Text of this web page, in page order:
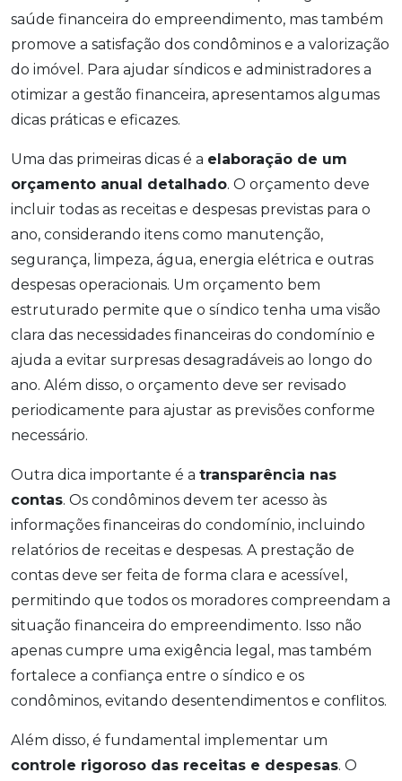
saúde financeira do empreendimento, mas também
promove a satisfação dos condôminos e a valorização
do imóvel. Para ajudar síndicos e administradores a
otimizar a gestão financeira, apresentamos algumas
dicas práticas e eficazes.
Uma das primeiras dicas é a elaboração de um
orçamento anual detalhado. O orçamento deve
incluir todas as receitas e despesas previstas para o
ano, considerando itens como manutenção,
segurança, limpeza, água, energia elétrica e outras
despesas operacionais. Um orçamento bem
estruturado permite que o síndico tenha uma visão
clara das necessidades financeiras do condomínio e
ajuda a evitar surpresas desagradáveis ao longo do
ano. Além disso, o orçamento deve ser revisado
periodicamente para ajustar as previsões conforme
necessário.
Outra dica importante é a transparência nas
contas. Os condôminos devem ter acesso às
informações financeiras do condomínio, incluindo
relatórios de receitas e despesas. A prestação de
contas deve ser feita de forma clara e acessível,
permitindo que todos os moradores compreendam a
situação financeira do empreendimento. Isso não
apenas cumpre uma exigência legal, mas também
fortalece a confiança entre o síndico e os
condôminos, evitando desentendimentos e conflitos.
Além disso, é fundamental implementar um
controle rigoroso das receitas e despesas. O